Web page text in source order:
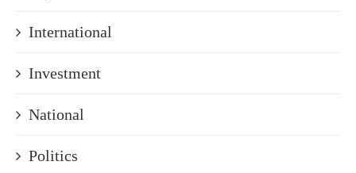
International
Investment
National
Politics